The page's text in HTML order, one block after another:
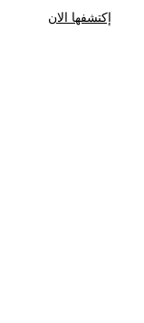
إكتشفها الان